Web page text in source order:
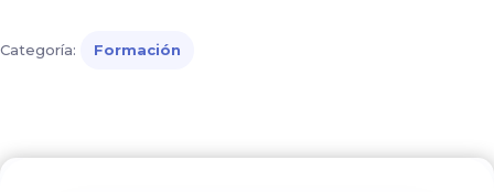
cantidad
Categoría: Formación